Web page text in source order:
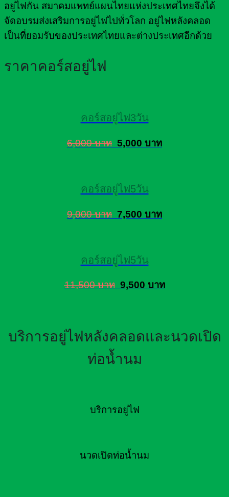
อยู่ไฟกัน สมาคมแพทย์แผนไทยแห่งประเทศไทยจึงได้
จัดอบรมส่งเสริมการอยู่ไฟไปทั่วโลก อยู่ไฟหลังคลอด
เป็นที่ยอมรับของประเทศไทยและต่างประเทศอีกด้วย
ราคาคอร์สอยู่ไฟ
คอร์สอยู่ไฟ3วัน
6,000 บาท 5,000 บาท
คอร์สอยู่ไฟ5วัน
9,000 บาท 7,500 บาท
คอร์สอยู่ไฟ5วัน
11,500 บาท 9,500 บาท
บริการอยู่ไฟหลังคลอดและนวดเปิด
ท่อน้ำนม
บริการอยู่ไฟ
นวดเปิดท่อน้ำนม